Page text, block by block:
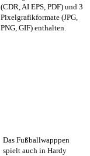
(CDR, AI EPS, PDF) und 3
Pixelgrafikformate (JPG,
PNG, GIF) enthalten.
Das Fußballwapppen
spielt auch in Hardy